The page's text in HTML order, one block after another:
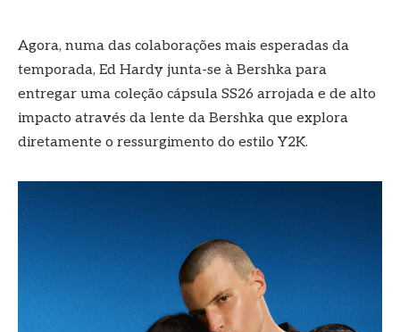
Agora, numa das colaborações mais esperadas da
temporada, Ed Hardy junta-se à Bershka para
entregar uma coleção cápsula SS26 arrojada e de alto
impacto através da lente da Bershka que explora
diretamente o ressurgimento do estilo Y2K.